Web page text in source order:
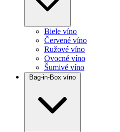
Biele víno
Červené víno
Ružové víno
Ovocné víno
Šumivé víno
Bag-in-Box víno